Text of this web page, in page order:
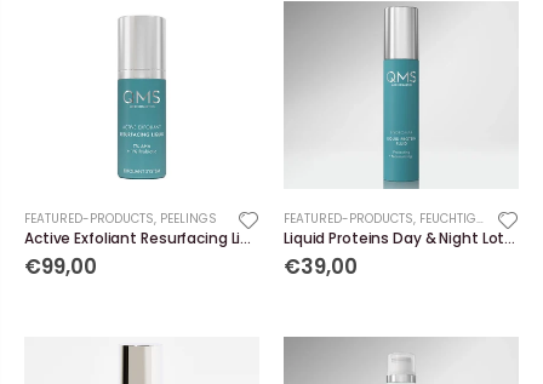
FEATURED-PRODUCTS, PEELINGS
Active Exfoliant Resurfacing Liquid 7% AHA + 1% Prebiotics
€99,00
FEATURED-PRODUCTS, FEUCHTIGKEITSPFLEGE
Liquid Proteins Day & Night Lotion
€39,00